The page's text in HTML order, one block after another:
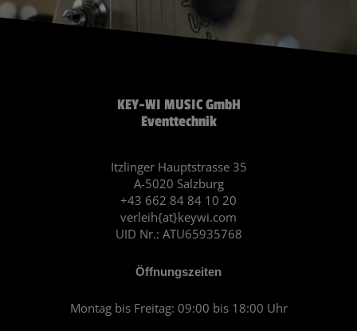
KEY-WI MUSIC GmbH
Eventtechnik
Itzlinger Hauptstrasse 35
A-5020 Salzburg
+43 662 84 84 10 20
verleih{at}keywi.com
UID Nr.: ATU65935768
Öffnungszeiten
Montag bis Freitag: 09:00 bis 18:00 Uhr